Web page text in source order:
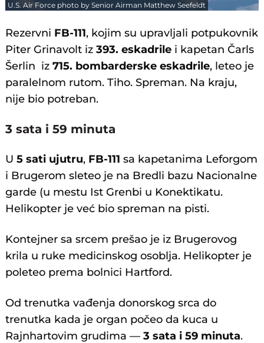
U.S. Air Force photo by Senior Airman Matthew Seefeldt
Rezervni FB-111, kojim su upravljali potpukovnik
Piter Grinavolt iz393. eskadrile i kapetan Čarls
Šerlin iz715. bombarderske eskadrile, leteo je
paralelnom rutom. Tiho. Spreman. Na kraju,
nije bio potreban.
3 sata i 59 minuta
U5 sati ujutru, FB-111 sa kapetanima Leforgom
i Brugerom sleteo je na Bredli bazu Nacionalne
garde (u mestu Ist Grenbi u Konektikatu.
Helikopter je već bio spreman na pisti.
Kontejner sa srcem prešao je iz Brugerovog
krila u ruke medicinskog osoblja. Helikopter je
poleteo prema bolnici Hartford.
Od trenutka vađenja donorskog srca do
trenutka kada je organ počeo da kuca u
Rajnhartovim grudima —3 sata i 59 minuta.